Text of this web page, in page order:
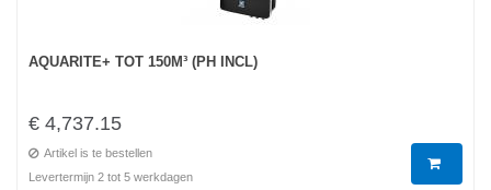
AQUARITE+ TOT 150M³ (PH INCL)
€ 4,737.15
Artikel is te bestellen
Levertermijn 2 tot 5 werkdagen